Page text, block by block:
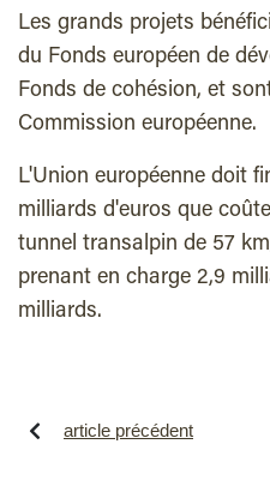
Les grands projets
du Fonds européen de
Fonds de cohésion, et
Commission européenne.
L'Union européenne doit
milliards d'euros que
tunnel transalpin de 57
prenant en charge 2,9
milliards.
article précédent